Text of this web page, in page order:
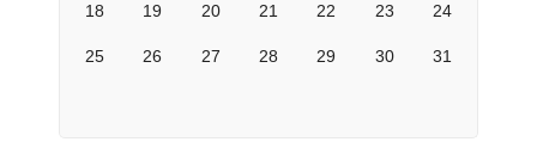
18 19 20 21 22 23 24
25 26 27 28 29 30 31